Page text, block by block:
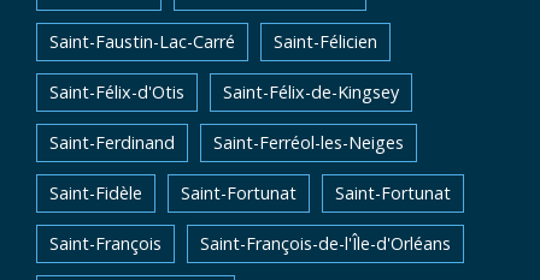
Saint-Faustin-Lac-Carré Saint-Félicien
Saint-Félix-d'Otis Saint-Félix-de-Kingsey
Saint-Ferdinand Saint-Ferréol-les-Neiges
Saint-Fidèle Saint-Fortunat Saint-Fortunat
Saint-François Saint-François-de-l'Île-d'Orléans